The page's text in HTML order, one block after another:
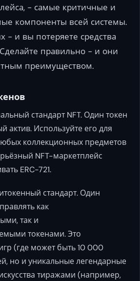
- самые критичные и
компоненты всей системы.
- и вы потеряете средства
правильно - и они
преимуществом.
стандарт NFT. Один токен
актив. Используйте его для
коллекционных предметов
NFT-маркетплейс
ERC-721.
стандарт. Один
как
так и
токенами. Это
(где может быть 10 000
но и уникальные легендарные
тиражами (например,